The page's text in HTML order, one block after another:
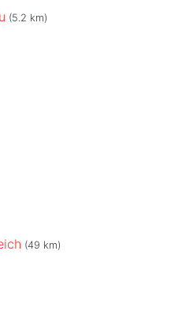
(5.2 km)
(49 km)